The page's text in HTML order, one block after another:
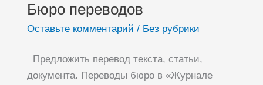
Бюро переводов
Оставьте комментарий / Без рубрики
Предложить перевод текста, статьи,
документа. Переводы бюро в «Журнале
Бюро
переводов